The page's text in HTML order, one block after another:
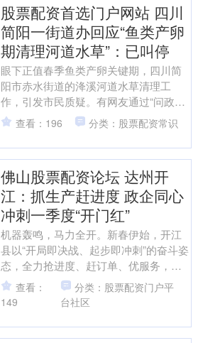
股票配资首选门户网站 四川
简阳一街道办回应“鱼类产卵
期清理河道水草”：已叫停
眼下正值春季鱼类产卵关键期，四川简
阳市赤水街道的洚溪河道水草清理工
作，引发市民质疑。有网友通过“问政四
川”反映，当地在鱼类集中产卵时段大规
模打捞水草，附着其上的....
查看：196 分类：股票配资常识
佛山股票配资论坛 达州开
江：抓生产赶进度 政企同心
冲刺一季度“开门红”
机器轰鸣，马力全开。新春伊始，开江
县以“开局即决战、起步即冲刺”的奋斗姿
态，全力抢进度、赶订单、优服务，政
企同心奋力冲刺一季度“开门红”。一幕幕
热火朝天的生产场....
查看：
149
分类：股票配资门户平
台社区